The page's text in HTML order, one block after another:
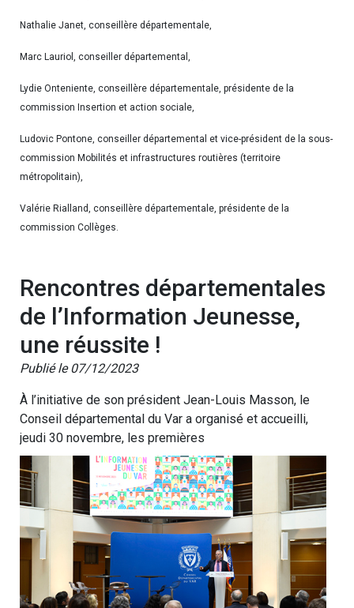
Nathalie Janet, conseillère départementale,
Marc Lauriol, conseiller départemental,
Lydie Onteniente, conseillère départementale, présidente de la
commission Insertion et action sociale,
Ludovic Pontone, conseiller départemental et vice-président de la sous-
commission Mobilités et infrastructures routières (territoire
métropolitain),
Valérie Rialland, conseillère départementale, présidente de la
commission Collèges.
Rencontres départementales
de l’Information Jeunesse,
une réussite !
Publié le 07/12/2023
À l’initiative de son président Jean-Louis Masson, le
Conseil départemental du Var a organisé et accueilli,
jeudi 30 novembre, les premières